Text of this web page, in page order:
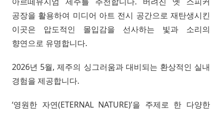
공장을 활용하여 미디어 아트 전시 공간으로 재탄생시킨
이곳은 압도적인 몰입감을 선사하는 빛과 소리의
향연으로 유명합니다.
2026년 5월, 제주의 싱그러움과 대비되는 환상적인 실내
경험을 제공합니다.
‘영원한 자연(ETERNAL NATURE)’을 주제로 한 다양한